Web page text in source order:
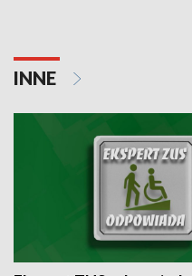
INNE